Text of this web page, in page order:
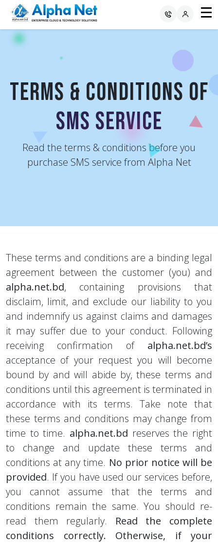
Terms & Conditions of
SMS Service
Read the terms & conditions before you
purchase SMS service from Alpha Net
These terms and conditions are a binding legal
agreement between the customer (you) and
alpha.net.bd, containing provisions that
disclaim, limit, and exclude our liability to you
and indemnify us against claims and damages
it may suffer due to your conduct. Following
receiving confirmation of alpha.net.bd’s
acceptance of your request you will become
bound by and will abide by, these terms and
conditions until this agreement is terminated in
accordance with its terms. Take note that
these terms and conditions may change from
time to time. alpha.net.bd reserves the right
to change and update these terms and
conditions at any time. No prior notice will be
provided. If you have used our services before,
you cannot assume that the terms and
conditions remain the same. You should re-
read them regularly. Read the complete
conditions correctly. Otherwise, if your